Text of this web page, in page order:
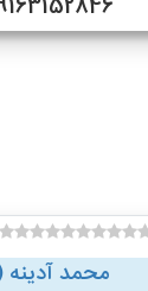
09163152846
محمد آدینه